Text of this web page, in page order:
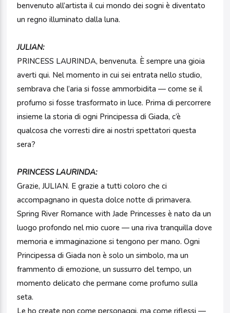
benvenuto all’artista il cui mondo dei sogni è diventato
un regno illuminato dalla luna.
JULIAN:
PRINCESS LAURINDA, benvenuta. È sempre una gioia
averti qui. Nel momento in cui sei entrata nello studio,
sembrava che l’aria si fosse ammorbidita — come se il
profumo si fosse trasformato in luce. Prima di percorrere
insieme la storia di ogni Principessa di Giada, c’è
qualcosa che vorresti dire ai nostri spettatori questa
sera?
PRINCESS LAURINDA:
Grazie, JULIAN. E grazie a tutti coloro che ci
accompagnano in questa dolce notte di primavera.
Spring River Romance with Jade Princesses è nato da un
luogo profondo nel mio cuore — una riva tranquilla dove
memoria e immaginazione si tengono per mano. Ogni
Principessa di Giada non è solo un simbolo, ma un
frammento di emozione, un sussurro del tempo, un
momento delicato che permane come profumo sulla
seta.
Le ho create non come personaggi, ma come riflessi —